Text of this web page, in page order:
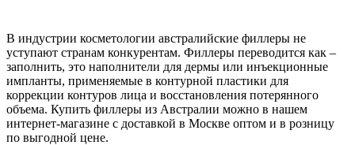
В индустрии косметологии австралийские филлеры не
уступают странам конкурентам. Филлеры переводится как –
заполнить, это наполнители для дермы или инъекционные
импланты, применяемые в контурной пластики для
коррекции контуров лица и восстановления потерянного
объема. Купить филлеры из Австралии можно в нашем
интернет-магазине с доставкой в Москве оптом и в розницу
по выгодной цене.